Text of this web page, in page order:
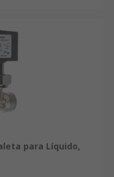
para Líquido,